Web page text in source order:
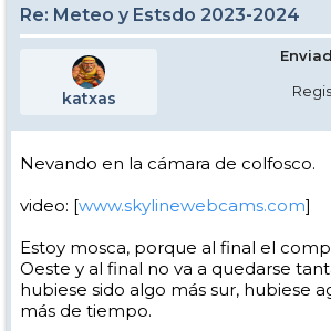
Re: Meteo y Estsdo 2023-2024
katxas
Nevando en la cámara de colfosco.
video: [www.skylinewebcams.com]
Estoy mosca, porque al final el
Oeste y al final no va a quedarse
hubiese sido algo más sur, hubiese
más de tiempo.